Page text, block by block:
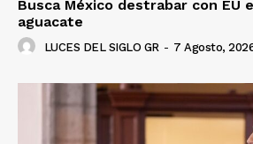
Busca México destrabar con EU
aguacate
LUCES DEL SIGLO GR - 7 Agosto,